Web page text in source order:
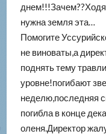
нужна земля эта…
Помогите
не виноваты,а
поднять тему
уровне!погибают
неделю,последняя
погибла в конце
оленя.Директор